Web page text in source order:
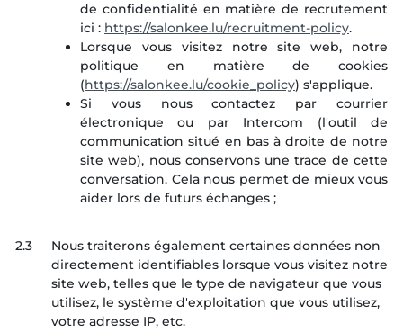
de confidentialité en matière de recrutement
ici : https://salonkee.lu/recruitment-policy.
Lorsque vous visitez notre site web, notre
politique en matière de cookies
(https://salonkee.lu/cookie_policy) s'applique.
Si vous nous contactez par courrier
électronique ou par Intercom (l'outil de
communication situé en bas à droite de notre
site web), nous conservons une trace de cette
conversation. Cela nous permet de mieux vous
aider lors de futurs échanges ;
2.3
Nous traiterons également certaines données non
directement identifiables lorsque vous visitez notre
site web, telles que le type de navigateur que vous
utilisez, le système d'exploitation que vous utilisez,
votre adresse IP, etc.